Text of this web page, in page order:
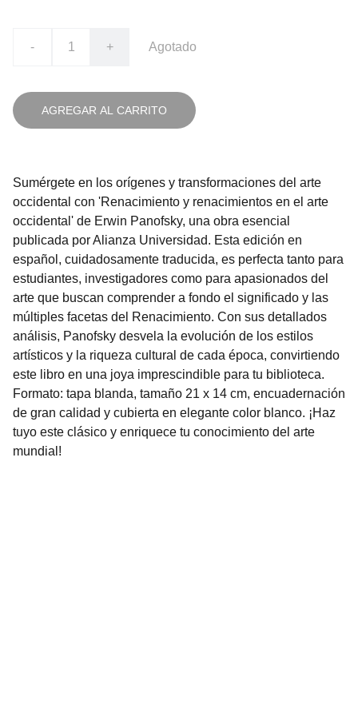
- + Agotado
AGREGAR AL CARRITO
Sumérgete en los orígenes y transformaciones del arte
occidental con 'Renacimiento y renacimientos en el arte
occidental' de Erwin Panofsky, una obra esencial
publicada por Alianza Universidad. Esta edición en
español, cuidadosamente traducida, es perfecta tanto para
estudiantes, investigadores como para apasionados del
arte que buscan comprender a fondo el significado y las
múltiples facetas del Renacimiento. Con sus detallados
análisis, Panofsky desvela la evolución de los estilos
artísticos y la riqueza cultural de cada época, convirtiendo
este libro en una joya imprescindible para tu biblioteca.
Formato: tapa blanda, tamaño 21 x 14 cm, encuadernación
de gran calidad y cubierta en elegante color blanco. ¡Haz
tuyo este clásico y enriquece tu conocimiento del arte
mundial!